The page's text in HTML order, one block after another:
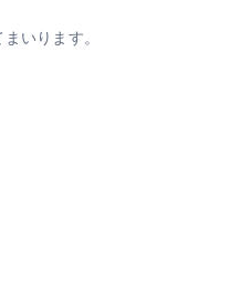
いります。